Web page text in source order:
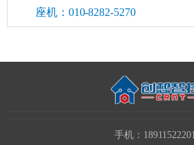
座机：010-8282-5270
手机：18911522201